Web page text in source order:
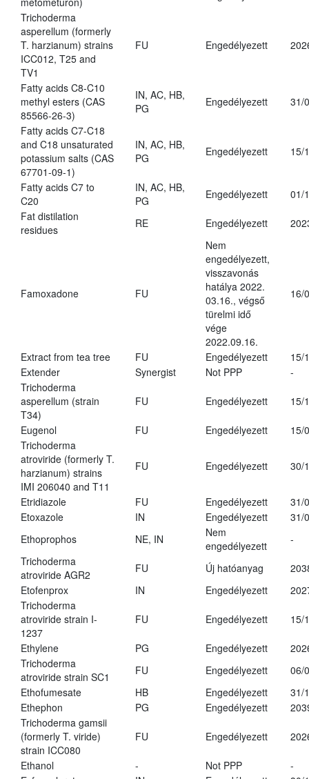
Trichoderma
asperellum (formerly
T. harzianum) strains
ICC012, T25 and
TV1
FU Engedélyezett
Fatty acids C8-C10
methyl esters (CAS
85566-26-3)
IN, AC, HB,
PG
Engedélyezett 31/
Fatty acids C7-C18
and C18 unsaturated
potassium salts (CAS
67701-09-1)
IN, AC, HB,
PG
Engedélyezett 15/
Fatty acids C7 to
C20
IN, AC, HB,
PG
Engedélyezett
01/
Fat distilation
residues
RE Engedélyezett
Famoxadone FU
Nem
engedélyezett,
visszavonás
hatálya 2022.
03.16., végső
türelmi idő
vége
2022.09.16.
16/
Extract from tea tree FU Engedélyezett
15/
Extender
Synergist Not PPP
-
Trichoderma
asperellum (strain
T34)
FU Engedélyezett 15/
Eugenol FU Engedélyezett
15/
Trichoderma
atroviride (formerly T.
harzianum) strains
IMI 206040 and T11
FU Engedélyezett 30/
Etridiazole FU Engedélyezett
31/
Etoxazole
IN Engedélyezett
31/
Ethoprophos
NE, IN
Nem
engedélyezett
-
Trichoderma
atroviride AGR2
FU Új hatóanyag
Etofenprox
IN Engedélyezett
Trichoderma
atroviride strain I-
1237
FU Engedélyezett 15/
Ethylene PG Engedélyezett
Trichoderma
atroviride strain SC1
FU Engedélyezett
06/
Ethofumesate
HB Engedélyezett
31/
Ethephon
PG Engedélyezett
Trichoderma gamsii
(formerly T. viride)
strain ICC080
FU Engedélyezett
Ethanol - Not PPP
-